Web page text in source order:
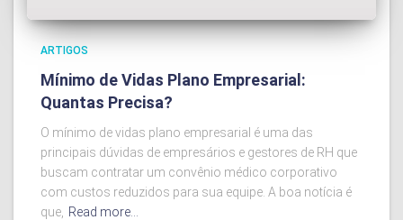
ARTIGOS
Mínimo de Vidas Plano Empresarial:
Quantas Precisa?
O mínimo de vidas plano empresarial é uma das
principais dúvidas de empresários e gestores de RH que
buscam contratar um convênio médico corporativo
com custos reduzidos para sua equipe. A boa notícia é
que, Read more…